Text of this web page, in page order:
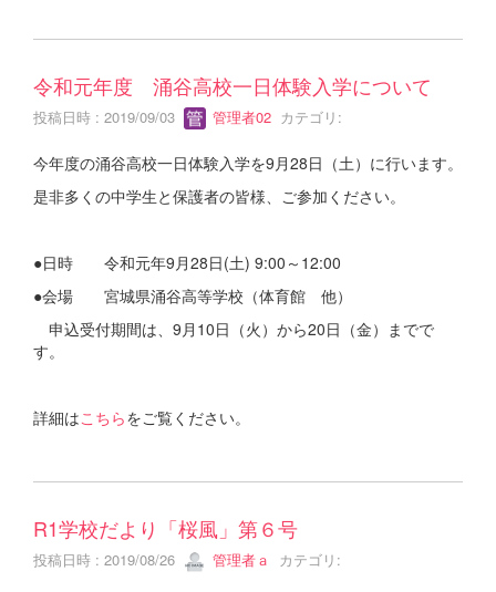
令和元年度 涌谷高校一日体験入学について
投稿日時 : 2019/09/03 管理者02 カテゴリ:
今年度の涌谷高校一日体験入学を9月28日（土）に行います。
是非多くの中学生と保護者の皆様、ご参加ください。
●日時 令和元年9月28日(土) 9:00～12:00
●会場 宮城県涌谷高等学校（体育館 他）
申込受付期間は、9月10日（火）から20日（金）までで
す。
詳細はこちらをご覧ください。
R1学校だより「桜風」第６号
投稿日時 : 2019/08/26 管理者ａ カテゴリ: